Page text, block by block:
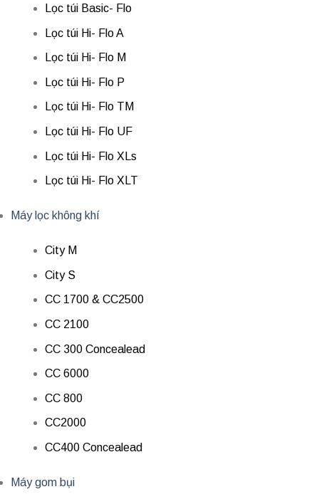
Lọc túi Basic- Flo
Lọc túi Hi- Flo A
Lọc túi Hi- Flo M
Lọc túi Hi- Flo P
Lọc túi Hi- Flo TM
Lọc túi Hi- Flo UF
Lọc túi Hi- Flo XLs
Lọc túi Hi- Flo XLT
Máy lọc không khí
City M
City S
CC 1700 & CC2500
CC 2100
CC 300 Concealead
CC 6000
CC 800
CC2000
CC400 Concealead
Máy gom bụi